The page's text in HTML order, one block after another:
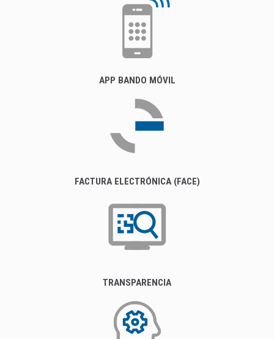
APP BANDO MÓVIL
FACTURA ELECTRÓNICA (FACE)
TRANSPARENCIA